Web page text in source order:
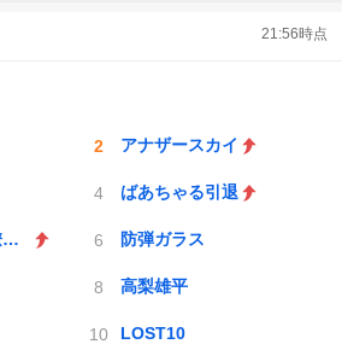
21:56時点
アナザースカイ
ばあちゃる引退
エース級の財務官僚が異例転出へ 防弾ガラス
高梨雄平
LOST10